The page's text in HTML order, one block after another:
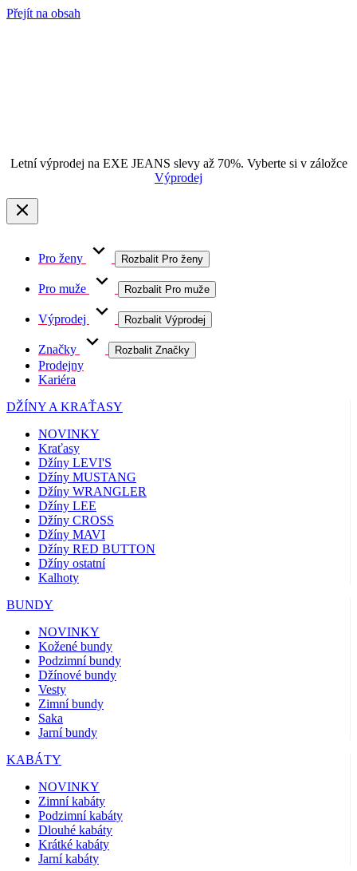
Přejít na obsah
Letní výprodej na EXE JEANS slevy až 70%. Vyberte si v záložce
Výprodej
Pro ženy Rozbalit Pro ženy
Pro muže Rozbalit Pro muže
Výprodej Rozbalit Výprodej
Značky Rozbalit Značky
Prodejny
Kariéra
DŽÍNY A KRAŤASY
NOVINKY
Kraťasy
Džíny LEVI'S
Džíny MUSTANG
Džíny WRANGLER
Džíny LEE
Džíny CROSS
Džíny MAVI
Džíny RED BUTTON
Džíny ostatní
Kalhoty
BUNDY
NOVINKY
Kožené bundy
Podzimní bundy
Džínové bundy
Vesty
Zimní bundy
Saka
Jarní bundy
KABÁTY
NOVINKY
Zimní kabáty
Podzimní kabáty
Dlouhé kabáty
Krátké kabáty
Jarní kabáty